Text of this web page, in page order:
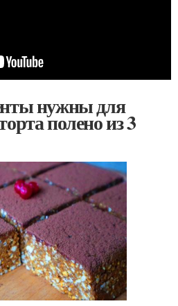
нужны для
полено из 3